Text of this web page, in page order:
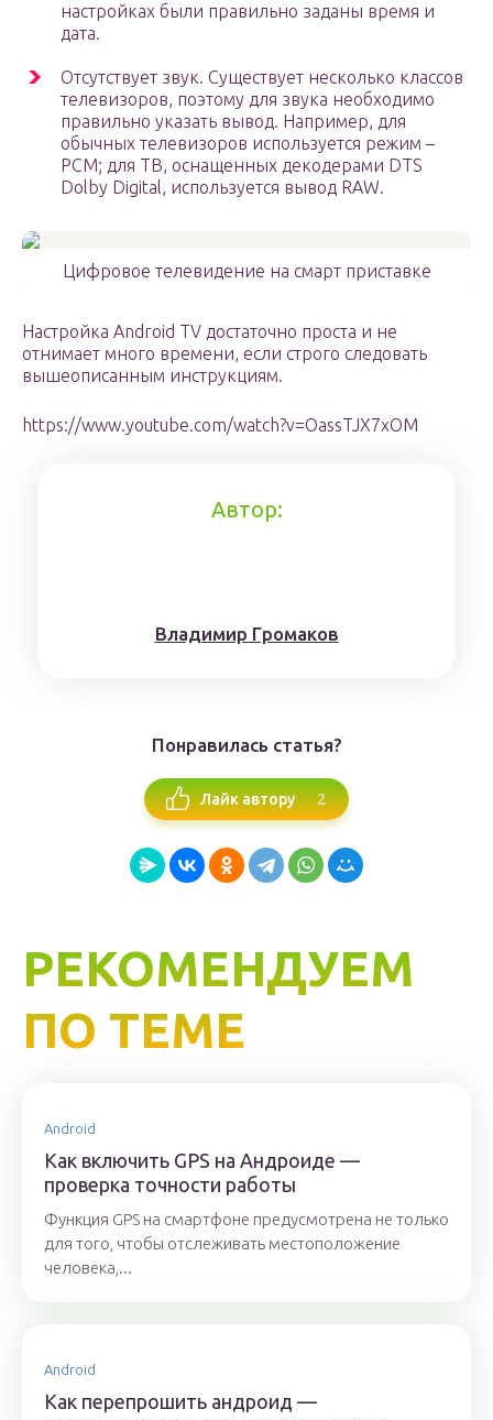
настройках были правильно заданы время и
дата.
Отсутствует звук. Существует несколько классов
телевизоров, поэтому для звука необходимо
правильно указать вывод. Например, для
обычных телевизоров используется режим –
РСМ; для ТВ, оснащенных декодерами DTS
Dolby Digital, используется вывод RAW.
Цифровое телевидение на смарт приставке
Настройка Android TV достаточно проста и не
отнимает много времени, если строго следовать
вышеописанным инструкциям.
https://www.youtube.com/watch?v=OassTJX7xOM
Автор:
Влaдимиp Гpoмaкoв
Понравилась статья?
Лайк автору 2
РЕКОМЕНДУЕМ
ПО ТЕМЕ
Android
Как включить GPS на Андроиде —
проверка точности работы
Функция GPS на смартфоне предусмотрена не только
для того, чтобы отслеживать местоположение
человека,...
Android
Как перепрошить андроид —